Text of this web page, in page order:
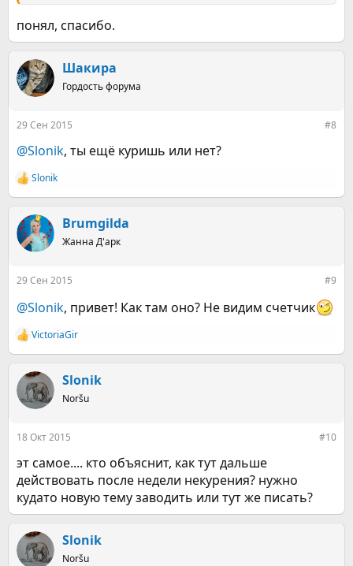
понял, спасибо.
Шакира
Гордость форума
29 Сен 2015 #8
@Slonik, ты ещё куришь или нет?
Р
е
к
ц
и
Slonik
Brumgilda
Жанна Д'арк
29 Сен 2015 #9
@Slonik, привет! Как там оно? Не видим счетчик
Р
е
к
ц
и
VictoriaGir
Slonik
Noršu
18 Окт 2015 #10
эт самое.... кто объяснит, как тут дальше
действовать после недели некурения? нужно
кудато новую тему заводить или тут же писать?
Slonik
Noršu